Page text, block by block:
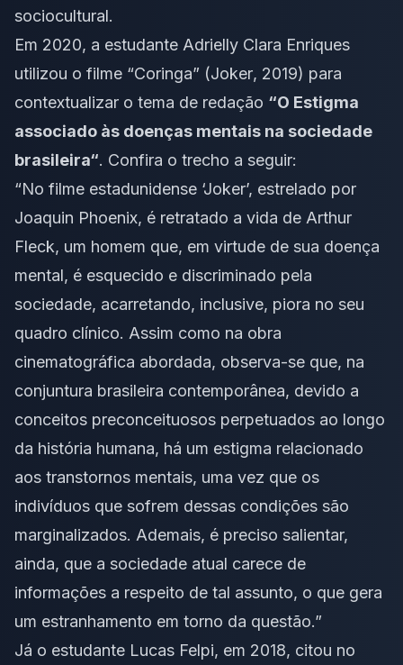
sociocultural.
Em 2020, a estudante Adrielly Clara Enriques
utilizou o filme “Coringa” (Joker, 2019) para
contextualizar o tema de redação “O Estigma
associado às doenças mentais na sociedade
brasileira“. Confira o trecho a seguir:
“No filme estadunidense ‘Joker’, estrelado por
Joaquin Phoenix, é retratado a vida de Arthur
Fleck, um homem que, em virtude de sua doença
mental, é esquecido e discriminado pela
sociedade, acarretando, inclusive, piora no seu
quadro clínico. Assim como na obra
cinematográfica abordada, observa-se que, na
conjuntura brasileira contemporânea, devido a
conceitos preconceituosos perpetuados ao longo
da história humana, há um estigma relacionado
aos transtornos mentais, uma vez que os
indivíduos que sofrem dessas condições são
marginalizados. Ademais, é preciso salientar,
ainda, que a sociedade atual carece de
informações a respeito de tal assunto, o que gera
um estranhamento em torno da questão.”
Já o estudante Lucas Felpi, em 2018, citou no